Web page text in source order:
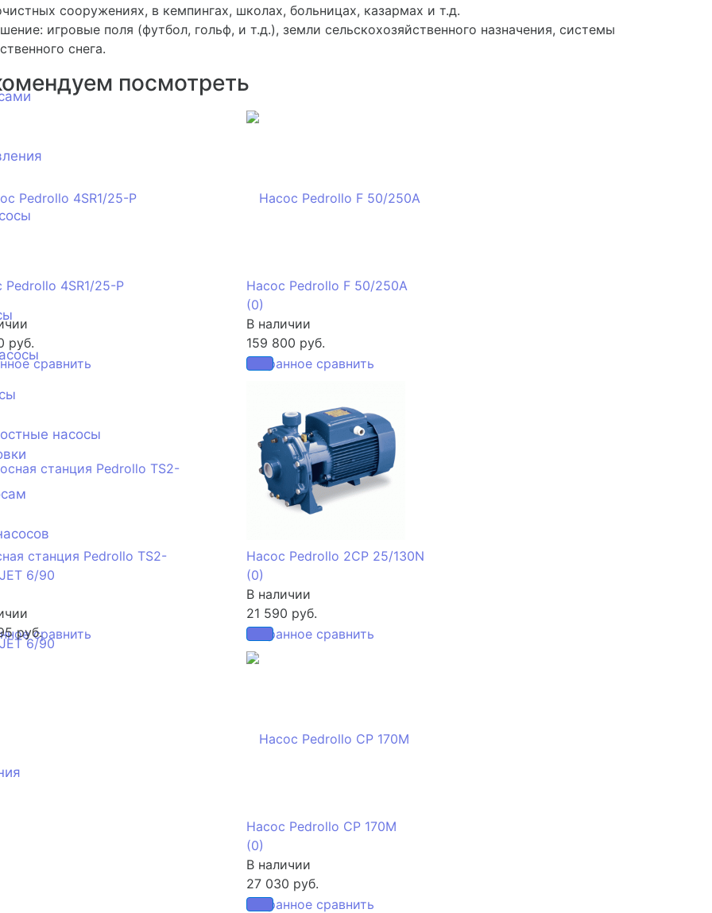
насосы
сооружениях, в кемпингах, школах, больницах, казармах и т.д.
игровые поля (футбол, гольф, и т.д.), земли сельскохозяйственного назначения, системы
снега.
посмотреть
сравнить
Pedrollo 4SR1/25-P
руб.
избранное сравнить
Насос Pedrollo F 50/250A
(0)
В наличии
159 800 руб.
сравнить
станция Pedrollo TS2-
6/90
руб.
избранное сравнить
Насос Pedrollo 2CP 25/130N
(0)
В наличии
21 590 руб.
избранное сравнить
Насос Pedrollo CP 170M
(0)
В наличии
27 030 руб.